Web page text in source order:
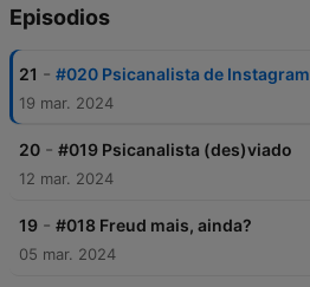
Episodios
21 - #020 Psicanalista de Instagram
19 mar. 2024
20 - #019 Psicanalista (des)viado
12 mar. 2024
19 - #018 Freud mais, ainda?
05 mar. 2024